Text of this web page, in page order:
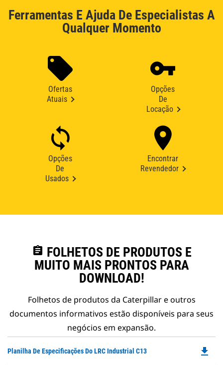
Ferramentas E Ajuda De Especialistas A
Qualquer Momento
Ofertas
Atuais
Opções
De
Locação
Opções
De
Usados
Encontrar
Revendedor
assignment FOLHETOS DE PRODUTOS E
MUITO MAIS PRONTOS PARA
DOWNLOAD!
Folhetos de produtos da Caterpillar e outros
documentos informativos estão disponíveis para seus
negócios em expansão.
Planilha De Especificações Do LRC Industrial C13 file_download